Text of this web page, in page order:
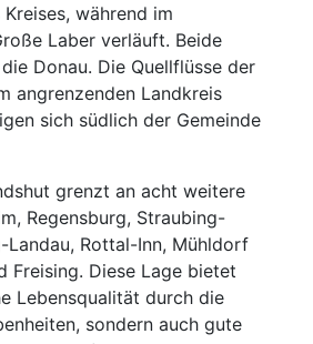
während im
Laber verläuft. Beide
Donau. Die Quellflüsse der
angrenzenden Landkreis
sich südlich der Gemeinde
grenzt an acht weitere
Regensburg, Straubing-
Landau, Rottal-Inn, Mühldorf
Freising. Diese Lage bietet
Lebensqualität durch die
sondern auch gute